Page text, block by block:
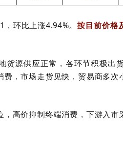
，环比上涨4.94%。按目前价格
货源供应正常，各环节积极出
费，市场走货见快，贸易商多
，高价抑制终端消费，下游入